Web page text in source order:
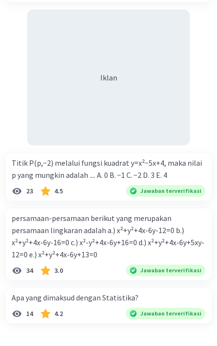
Iklan
Titik P(p,−2) melalui fungsi kuadrat y=x²−5x+4, maka nilai
p yang mungkin adalah .... A. 0 B. −1 C. −2 D. 3 E. 4
23 4.5 Jawaban terverifikasi
persamaan-persamaan berikut yang merupakan
persamaan lingkaran adalah a.) x²+y²+4x-6y-12=0 b.)
x²+y²+4x-6y-16=0 c.) x²-y²+4x-6y+16=0 d.) x²+y²+4x-6y+5xy-
12=0 e.) x²+y²+4x-6y+13=0
34 3.0 Jawaban terverifikasi
Apa yang dimaksud dengan Statistika?
14 4.2 Jawaban terverifikasi